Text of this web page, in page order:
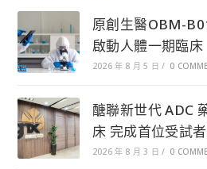
原創生醫OBM-
啟動人體一期臨床
2026 年 8 月 5 日 / 0
醣聯新世代 ADC
床 完成首位受試
2026 年 8 月 3 日 / 0